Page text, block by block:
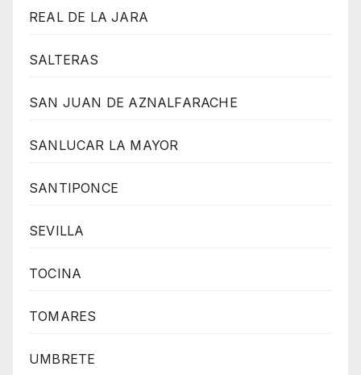
REAL DE LA JARA
SALTERAS
SAN JUAN DE AZNALFARACHE
SANLUCAR LA MAYOR
SANTIPONCE
SEVILLA
TOCINA
TOMARES
UMBRETE